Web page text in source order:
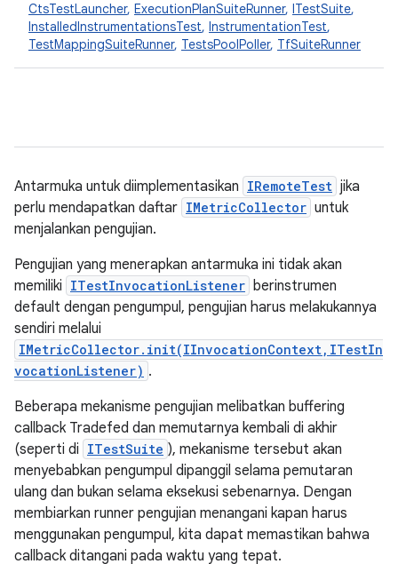
CtsTestLauncher, ExecutionPlanSuiteRunner, ITestSuite,
InstalledInstrumentationsTest, InstrumentationTest,
TestMappingSuiteRunner, TestsPoolPoller, TfSuiteRunner
Antarmuka untuk diimplementasikan IRemoteTest jika
perlu mendapatkan daftar IMetricCollector untuk
menjalankan pengujian.
Pengujian yang menerapkan antarmuka ini tidak akan
memiliki ITestInvocationListener berinstrumen
default dengan pengumpul, pengujian harus melakukannya
sendiri melalui
IMetricCollector.init(IInvocationContext,ITestIn
vocationListener) .
Beberapa mekanisme pengujian melibatkan buffering
callback Tradefed dan memutarnya kembali di akhir
(seperti di ITestSuite ), mekanisme tersebut akan
menyebabkan pengumpul dipanggil selama pemutaran
ulang dan bukan selama eksekusi sebenarnya. Dengan
membiarkan runner pengujian menangani kapan harus
menggunakan pengumpul, kita dapat memastikan bahwa
callback ditangani pada waktu yang tepat.